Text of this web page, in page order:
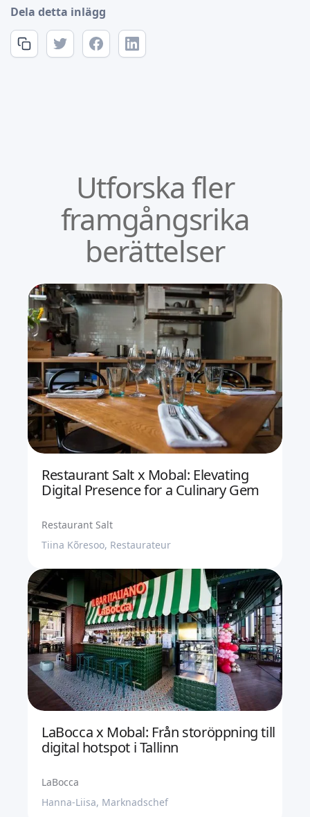
Dela detta inlägg
Utforska fler
framgångsrika
berättelser
Restaurant Salt x Mobal: Elevating
Digital Presence for a Culinary Gem
Restaurant Salt
Tiina Kõresoo, Restaurateur
LaBocca x Mobal: Från storöppning till
digital hotspot i Tallinn
LaBocca
Hanna-Liisa, Marknadschef